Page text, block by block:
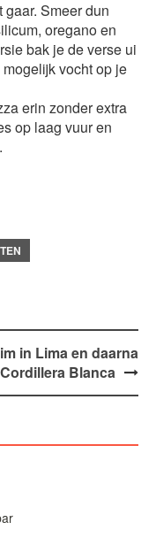
Smeer dun
oregano en
bak je de verse ui
vocht op je
erin zonder extra
op laag vuur en
in Lima en daarna
Blanca